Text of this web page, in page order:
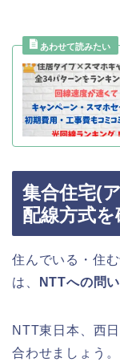
集合住宅(
配線方式
住んでいる・住
は、
NTTへの問
NTT東日本、西
合わせましょう。